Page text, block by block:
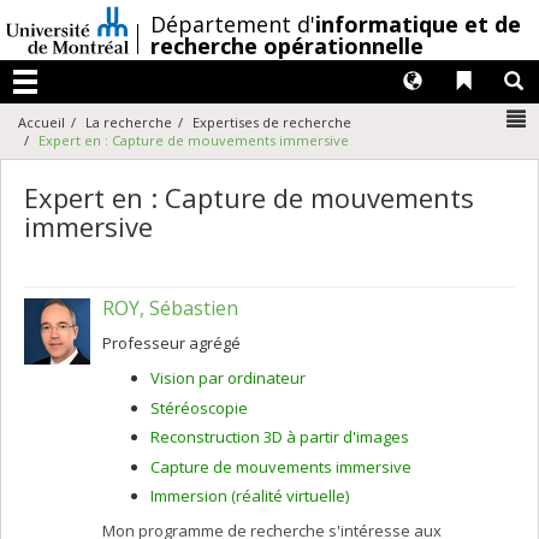
au
contenu
/Département d'informatique et de
recherche opérationnelle
Menu
Liens
Langues
Accueil La recherche
Expertises de recherche
Expert en : Capture de mouvements immersive
Expert en : Capture de mouvements
immersive
ROY, Sébastien
Professeur agrégé
Vision par ordinateur
Stéréoscopie
Reconstruction 3D à partir d'images
Capture de mouvements immersive
Immersion (réalité virtuelle)
Mon programme de recherche s'intéresse aux